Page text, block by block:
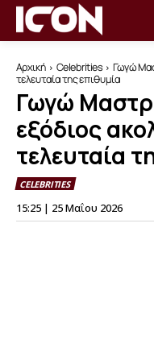
Αρχική Celebrities
Γωγώ
τελευταία της επιθυμία
Γωγώ
εξόδιος
τελευταία
CELEBRITIES
15:25 | 25 Μαΐου 2026